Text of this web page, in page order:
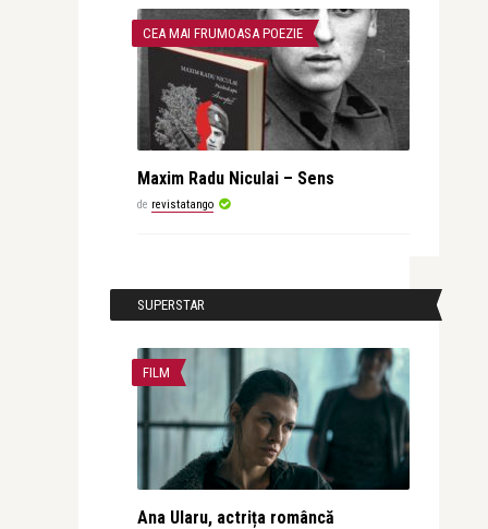
CEA MAI FRUMOASA POEZIE
Maxim Radu Niculai – Sens
de revistatango
SUPERSTAR
FILM
Ana Ularu, actrița româncă